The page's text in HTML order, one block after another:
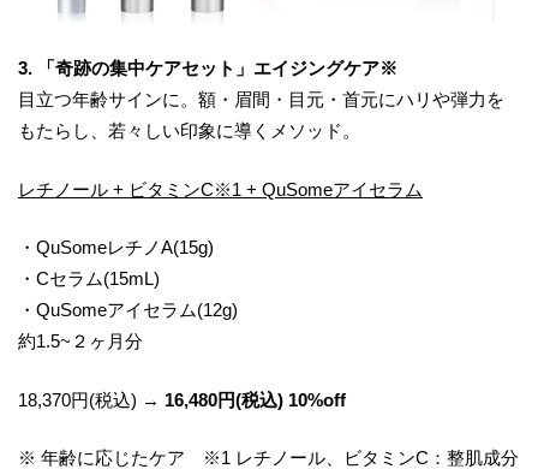
3. 「奇跡の集中ケアセット」エイジングケア※
目立つ年齢サインに。額・眉間・目元・首元にハリや弾力を
もたらし、若々しい印象に導くメソッド。
レチノール + ビタミンC※1 + QuSomeアイセラム
・QuSomeレチノA(15g)
・Cセラム(15mL)
・QuSomeアイセラム(12g)
約1.5~２ヶ月分
18,370円(税込) → 16,480円(税込) 10%off
※ 年齢に応じたケア ※1 レチノール、ビタミンC：整肌成分